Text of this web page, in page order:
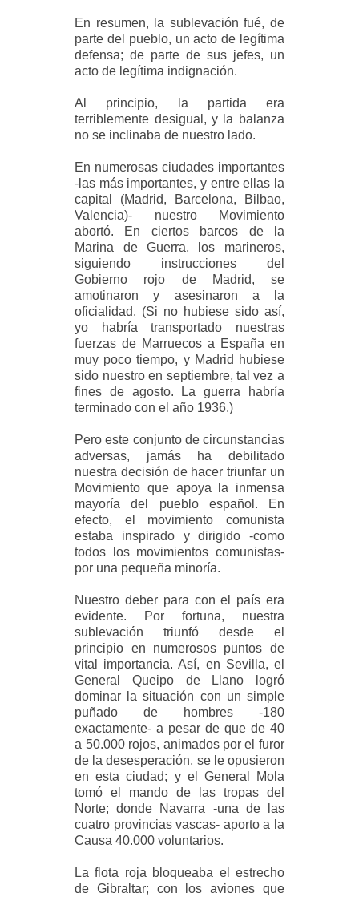
En resumen, la sublevación fué, de
parte del pueblo, un acto de legítima
defensa; de parte de sus jefes, un
acto de legítima indignación.
Al principio, la partida era
terriblemente desigual, y la balanza
no se inclinaba de nuestro lado.
En numerosas ciudades importantes
-las más importantes, y entre ellas la
capital (Madrid, Barcelona, Bilbao,
Valencia)- nuestro Movimiento
abortó. En ciertos barcos de la
Marina de Guerra, los marineros,
siguiendo instrucciones del
Gobierno rojo de Madrid, se
amotinaron y asesinaron a la
oficialidad. (Si no hubiese sido así,
yo habría transportado nuestras
fuerzas de Marruecos a España en
muy poco tiempo, y Madrid hubiese
sido nuestro en septiembre, tal vez a
fines de agosto. La guerra habría
terminado con el año 1936.)
Pero este conjunto de circunstancias
adversas, jamás ha debilitado
nuestra decisión de hacer triunfar un
Movimiento que apoya la inmensa
mayoría del pueblo español. En
efecto, el movimiento comunista
estaba inspirado y dirigido -como
todos los movimientos comunistas-
por una pequeña minoría.
Nuestro deber para con el país era
evidente. Por fortuna, nuestra
sublevación triunfó desde el
principio en numerosos puntos de
vital importancia. Así, en Sevilla, el
General Queipo de Llano logró
dominar la situación con un simple
puñado de hombres -180
exactamente- a pesar de que de 40
a 50.000 rojos, animados por el furor
de la desesperación, se le opusieron
en esta ciudad; y el General Mola
tomó el mando de las tropas del
Norte; donde Navarra -una de las
cuatro provincias vascas- aporto a la
Causa 40.000 voluntarios.
La flota roja bloqueaba el estrecho
de Gibraltar; con los aviones que